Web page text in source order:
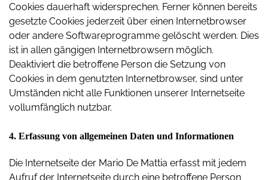
Cookies dauerhaft widersprechen. Ferner können bereits
gesetzte Cookies jederzeit über einen Internetbrowser
oder andere Softwareprogramme gelöscht werden. Dies
ist in allen gängigen Internetbrowsern möglich.
Deaktiviert die betroffene Person die Setzung von
Cookies in dem genutzten Internetbrowser, sind unter
Umständen nicht alle Funktionen unserer Internetseite
vollumfänglich nutzbar.
4. Erfassung von allgemeinen Daten und Informationen
Die Internetseite der Mario De Mattia erfasst mit jedem
Aufruf der Internetseite durch eine betroffene Person